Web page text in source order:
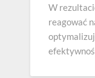
W
reagować